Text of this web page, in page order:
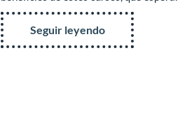
Seguir leyendo